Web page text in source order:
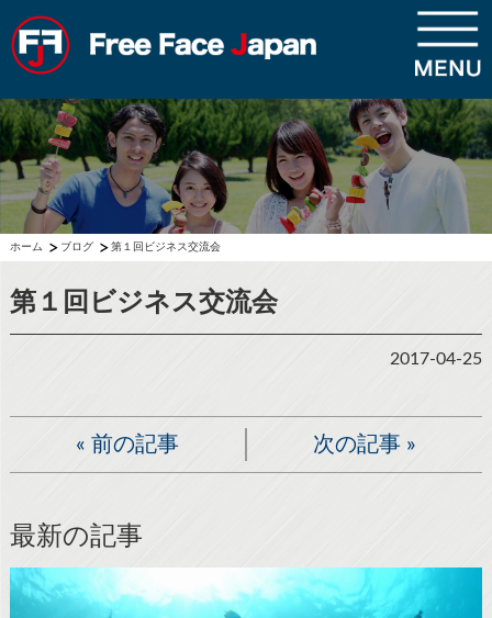
ホーム ブログ 第１回ビジネス交流会
第１回ビジネス交流会
2017-04-25
« 前の記事 次の記事 »
最新の記事